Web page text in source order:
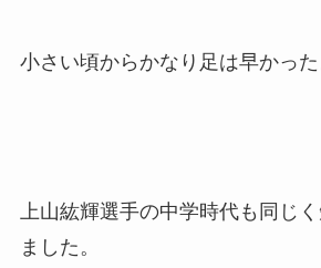
小さい頃からかなり足は早かった
上山紘輝選手の中学時代も同じ
ました。